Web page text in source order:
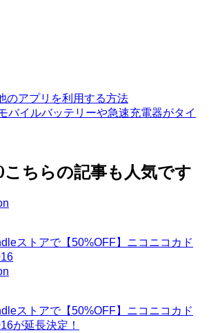
のアプリを利用する方法
バイルバッテリーや急速充電器がタイ
ストアで【50%OFF】ニコニコカド
ストアで【50%OFF】ニコニコカド
が延長決定！